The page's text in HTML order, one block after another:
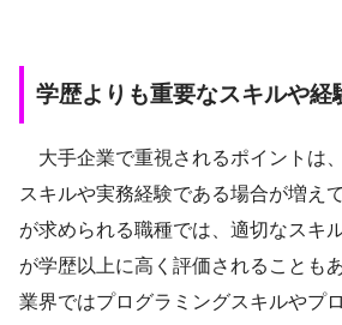
学歴よりも重要なスキルや経
大手企業で重視されるポイントは
スキルや実務経験である場合が増え
が求められる職種では、適切なスキ
が学歴以上に高く評価されることも
業界ではプログラミングスキルやプ